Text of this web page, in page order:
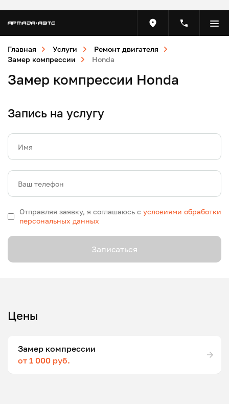
Главная Услуги
Ремонт двигателя
Замер компрессии
Honda
Замер компрессии Honda
Запись на услугу
Имя
Ваш телефон
Отправляя заявку, я соглашаюсь с условиями обработки
персональных данных
Записаться
Цены
Замер компрессии
от 1 000 руб.